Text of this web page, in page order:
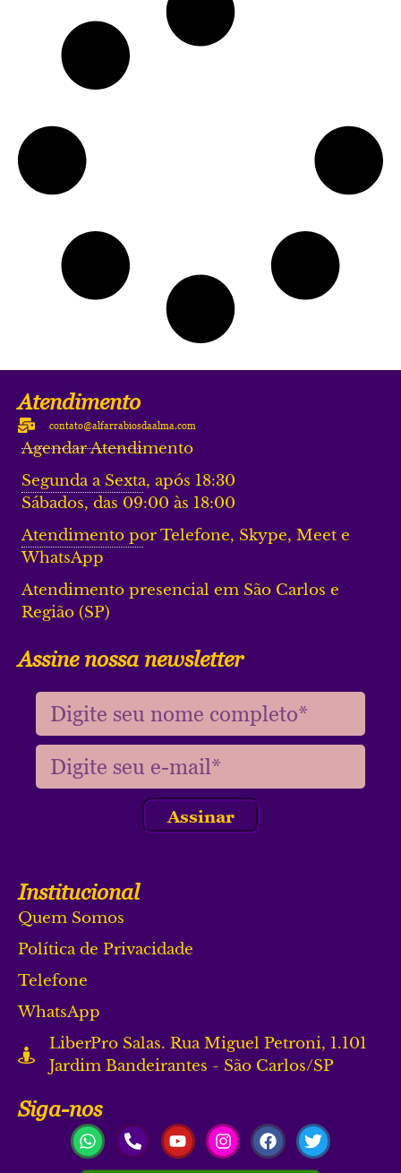
Atendimento
contato@alfarrabiosdaalma.com
Agendar Atendimento
Segunda a Sexta, após 18:30
Sábados, das 09:00 às 18:00
Atendimento por Telefone, Skype, Meet e
WhatsApp
Atendimento presencial em São Carlos e
Região (SP)
Assine nossa newsletter
Assinar
Institucional
Quem Somos
Política de Privacidade
Telefone
WhatsApp
LiberPro Salas. Rua Miguel Petroni, 1.101
Jardim Bandeirantes - São Carlos/SP
Siga-nos